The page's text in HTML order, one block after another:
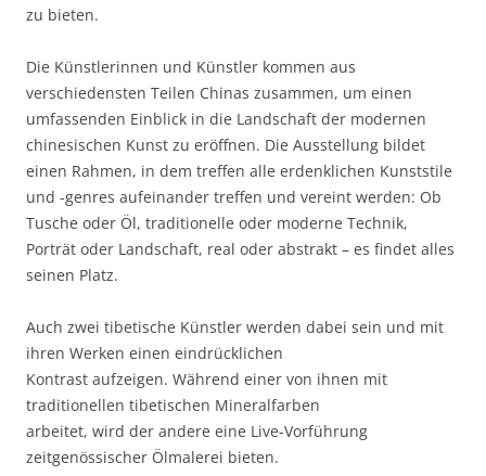
zu bieten.
Die Künstlerinnen und Künstler kommen aus
verschiedensten Teilen Chinas zusammen, um einen
umfassenden Einblick in die Landschaft der modernen
chinesischen Kunst zu eröffnen. Die Ausstellung bildet
einen Rahmen, in dem treffen alle erdenklichen Kunststile
und -genres aufeinander treffen und vereint werden: Ob
Tusche oder Öl, traditionelle oder moderne Technik,
Porträt oder Landschaft, real oder abstrakt – es findet alles
seinen Platz.
Auch zwei tibetische Künstler werden dabei sein und mit
ihren Werken einen eindrücklichen
Kontrast aufzeigen. Während einer von ihnen mit
traditionellen tibetischen Mineralfarben
arbeitet, wird der andere eine Live-Vorführung
zeitgenössischer Ölmalerei bieten.